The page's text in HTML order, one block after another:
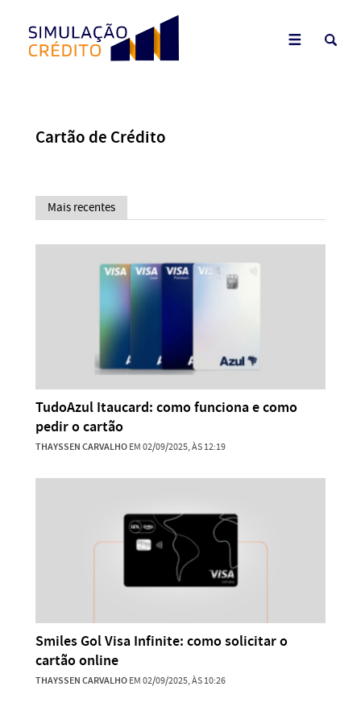
Cartão de Crédito
Mais recentes
TudoAzul Itaucard: como funciona e como
pedir o cartão
THAYSSEN CARVALHOEM 02/09/2025, ÀS 12:19
Smiles Gol Visa Infinite: como solicitar o
cartão online
THAYSSEN CARVALHOEM 02/09/2025, ÀS 10:26